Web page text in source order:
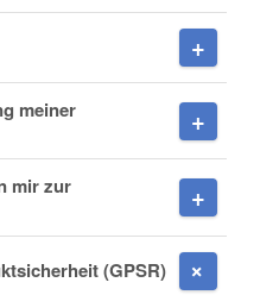
meiner
mir zur
(GPSR)